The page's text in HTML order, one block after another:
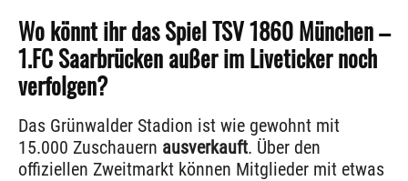
Wo könnt ihr das Spiel TSV 1860 München –
1.FC Saarbrücken außer im Liveticker noch
verfolgen?
Das Grünwalder Stadion ist wie gewohnt mit
15.000 Zuschauern ausverkauft. Über den
offiziellen Zweitmarkt können Mitglieder mit etwas